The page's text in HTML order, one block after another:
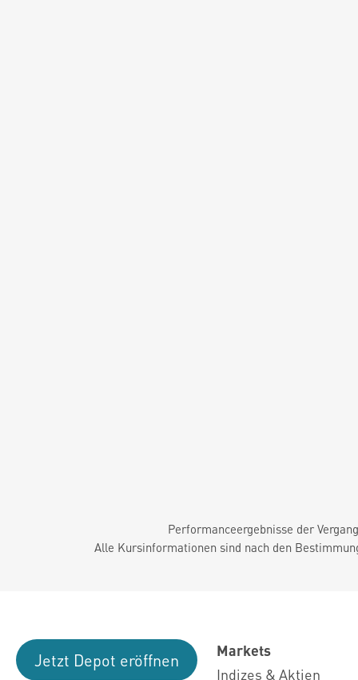
Performanceergebnisse der
Alle Kursinformationen sind nach den
Jetzt Depot eröffnen
Markets
Indizes & Aktien